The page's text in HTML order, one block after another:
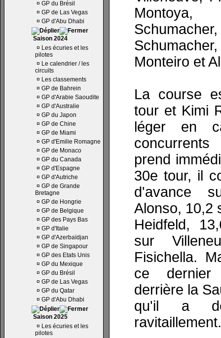
¤ GP du Brésil
¤ GP de Las Vegas
¤ GP d'Abu Dhabi
Saison 2024
¤ Les écuries et les
pilotes
¤ Le calendrier / les
circuits
¤ Les classements
¤ GP de Bahrein
¤ GP d'Arabie Saoudite
¤ GP d'Australie
¤ GP du Japon
¤ GP de Chine
¤ GP de Miami
¤ GP d'Emilie Romagne
¤ GP de Monaco
¤ GP du Canada
¤ GP d'Espagne
¤ GP d'Autriche
¤ GP de Grande
Bretagne
¤ GP de Hongrie
¤ GP de Belgique
¤ GP des Pays Bas
¤ GP d'Italie
¤ GP d'Azerbaïdjan
¤ GP de Singapour
¤ GP des Etats Unis
¤ GP du Mexique
¤ GP du Brésil
¤ GP de Las Vegas
¤ GP du Qatar
¤ GP d'Abu Dhabi
Saison 2025
¤ Les écuries et les
pilotes
Monteiro et
La course
tour et Kimi
léger en
prend
30e tour, il
d'avance
Alonso, 10,2
Heidfeld,
sur
Fisichella.
ce
derrière la
qu'il a
ravitaillement.